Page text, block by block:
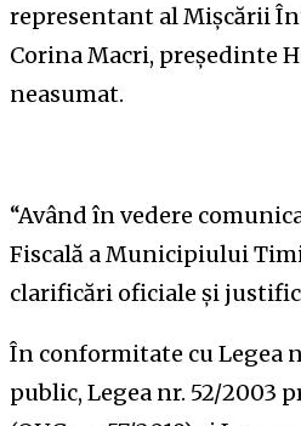
representant al Mișcării
Corina Macri, președinte
neasumat.
“Având în vedere
Fiscală a Municipiului
clarificări oficiale și
În conformitate cu Legea
public, Legea nr. 52/